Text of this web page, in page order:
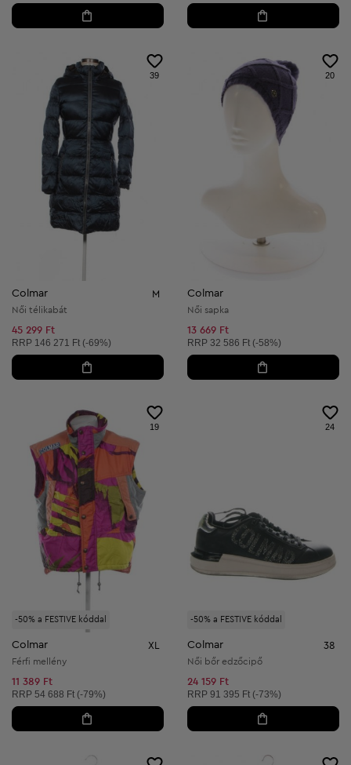
39
Colmar M
Női télikabát
45 299 Ft
Ajánlott ár:
RRP 146 271 Ft (-69%)
20
Colmar
Női sapka
13 669 Ft
Ajánlott ár:
RRP 32 586 Ft (-58%)
-50% a FESTIVE kóddal
19
Colmar XL
Férfi mellény
11 389 Ft
Ajánlott ár:
RRP 54 688 Ft (-79%)
-50% a FESTIVE kóddal
24
Colmar 38
Női bőr edzőcipő
24 159 Ft
Ajánlott ár:
RRP 91 395 Ft (-73%)